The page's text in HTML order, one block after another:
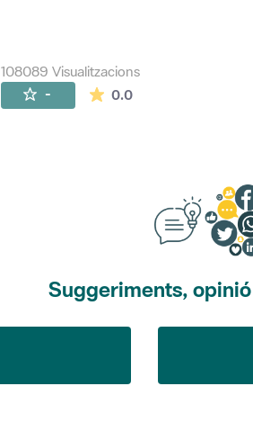
108089 Visualitzacions
- 0.0La mitjana de les
Suggeriments,